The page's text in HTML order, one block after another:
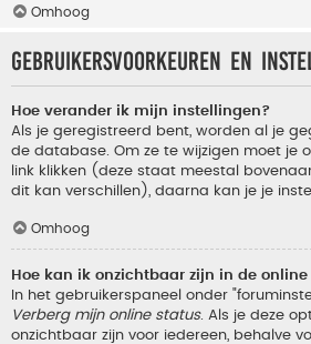
Omhoog
Gebruikersvoorkeuren en
Hoe verander ik mijn instellingen?
Als je geregistreerd bent, worden al je
de database. Om ze te wijzigen moet je
link klikken (deze staat meestal
dit kan verschillen), daarna kan je je
Omhoog
Hoe kan ik onzichtbaar zijn in de
In het gebruikerspaneel onder
Verberg mijn online status. Als je deze
onzichtbaar zijn voor iedereen, behalve